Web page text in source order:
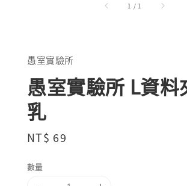
1 / 1
愚室實驗所
愚室實驗所 L資料
乳
Regular
NT$ 69
數量